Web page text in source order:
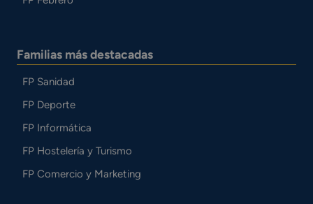
Familias más destacadas
FP Sanidad
FP Deporte
FP Informática
FP Hostelería y Turismo
FP Comercio y Marketing